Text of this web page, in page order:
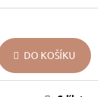
DO KOŠÍKU